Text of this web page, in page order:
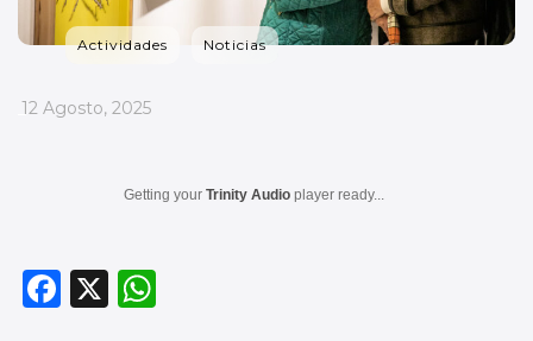
Actividades Noticias
_
12 Agosto, 2025
Getting your Trinity Audio player ready...
F
X